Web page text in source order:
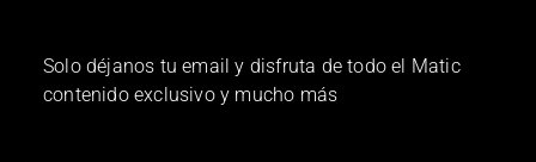
Solo déjanos tu email y disfruta de todo el Matic
contenido exclusivo y mucho más